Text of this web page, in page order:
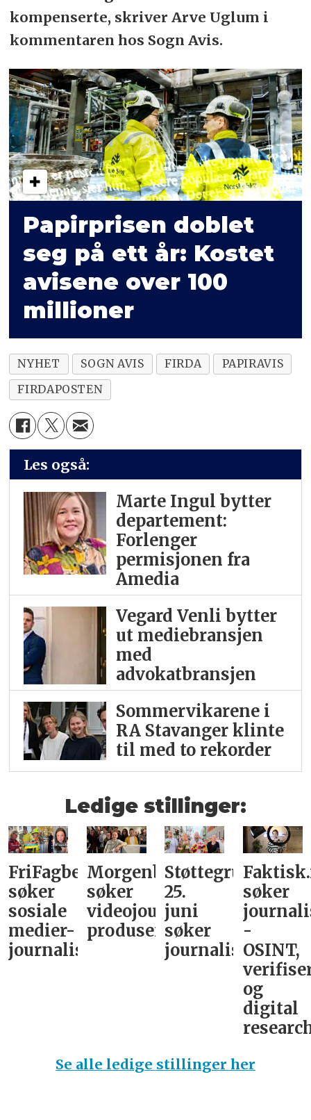
kompenserte, skriver Arve Uglum i
kommentaren hos Sogn Avis.
Papirprisen doblet
seg på ett år: Kostet
avisene over 100
millioner
NYHET SOGN AVIS FIRDA
PAPIRAVIS
FIRDAPOSTEN
Les også:
Marte Ingul bytter
departement:
Forlenger
permisjonen fra
Amedia
Vegard Venli bytter
ut mediebransjen
med
advokatbransjen
Sommervikarene i
RA Stavanger klinte
til med to rekorder
Ledige stillinger:
FriFagbevegelse
søker
sosiale
medier-
journalist
Morgenbladet
søker
videojournalist/podkast-
produsent
Støttegruppa
25.
juni
søker
journalist
søker
-
OSINT,
og
digital
Se alle ledige stillinger her